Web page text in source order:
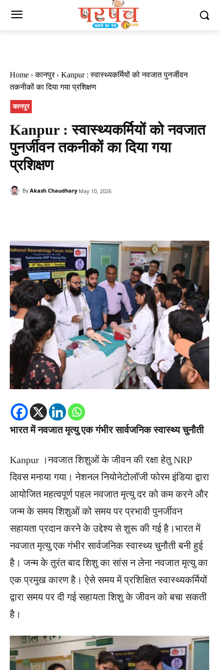
Home कानपुर
Kanpur : स्वास्थ्यकर्मियों को नवजात पुनर्जीवन
तकनीकों का दिया गया प्रशिक्षण
कानपुर
Kanpur : स्वास्थ्यकर्मियों को नवजात
पुनर्जीवन तकनीकों का दिया गया
प्रशिक्षण
By Akash Chaudhary May 10, 2026
भारत में नवजात मृत्यु एक गंभीर सार्वजनिक स्वास्थ्य चुनौती
Kanpur ।नवजात शिशुओं के जीवन की रक्षा हेतु NRP
दिवस मनाया गया। नेशनल नियोनेटोलॉजी फोरम इंडिया द्वारा
आयोजित महत्वपूर्ण पहल नवजात मृत्यु दर को कम करने और
जन्म के समय शिशुओं को समय पर प्रभावी पुनर्जीवन
सहायता प्रदान करने के उद्देश्य से शुरू की गई है।भारत में
नवजात मृत्यु एक गंभीर सार्वजनिक स्वास्थ्य चुनौती बनी हुई
है। जन्म के तुरंत बाद शिशु का सांस न लेना नवजात मृत्यु का
एक प्रमुख कारण है। ऐसे समय में प्रशिक्षित स्वास्थ्यकर्मियों
द्वारा समय पर दी गई सहायता शिशु के जीवन को बचा सकती
है।